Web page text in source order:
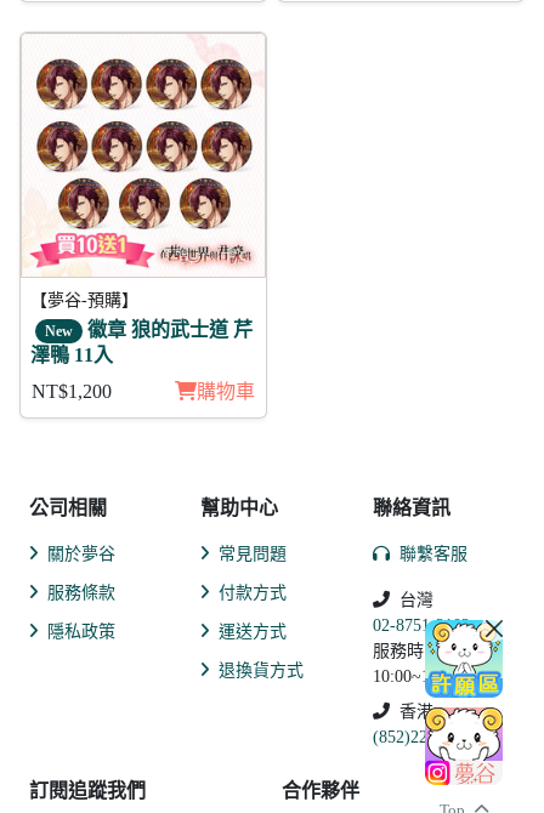
【夢谷-預購】
New 徽章 狼的武士道 芹
澤鴨 11入
NT$1,200
購物車
公司相關
關於夢谷
服務條款
隱私政策
幫助中心
常見問題
付款方式
運送方式
退換貨方式
聯絡資訊
聯繫客服
台灣
02-8751-2102
服務時間:
10:00~19:00
香港
(852)2250-9311
訂閱追蹤我們 合作夥伴